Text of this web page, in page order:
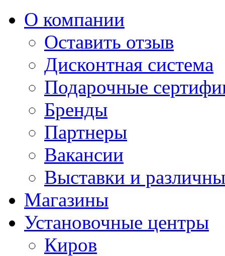
О компании
Оставить отзыв
Дисконтная система
Подарочные
Бренды
Партнеры
Вакансии
Выставки и
Магазины
Установочные центры
Киров